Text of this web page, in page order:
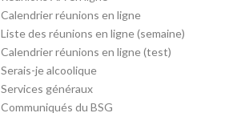
Calendrier réunions en ligne
Liste des réunions en ligne (semaine)
Calendrier réunions en ligne (test)
Serais-je alcoolique
Services généraux
Communiqués du BSG